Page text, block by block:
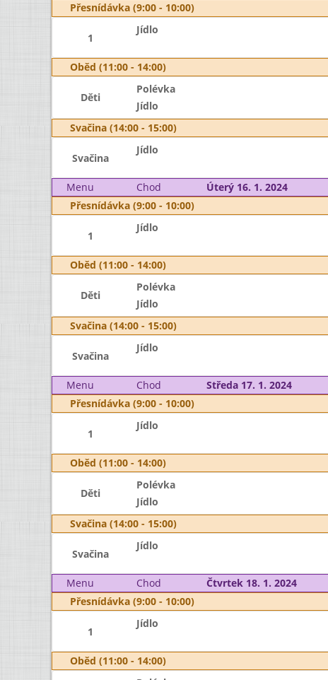
Přesnídávka (9:00 - 10:00)
1
Jídlo
Oběd (11:00 - 14:00)
Děti
Polévka
Jídlo
Svačina (14:00 - 15:00)
Svačina
Jídlo
Menu Chod Úterý 16. 1. 2024
Přesnídávka (9:00 - 10:00)
1
Jídlo
Oběd (11:00 - 14:00)
Děti
Polévka
Jídlo
Svačina (14:00 - 15:00)
Svačina
Jídlo
Menu Chod Středa 17. 1. 2024
Přesnídávka (9:00 - 10:00)
1
Jídlo
Oběd (11:00 - 14:00)
Děti
Polévka
Jídlo
Svačina (14:00 - 15:00)
Svačina
Jídlo
Menu Chod Čtvrtek 18. 1. 2024
Přesnídávka (9:00 - 10:00)
1
Jídlo
Oběd (11:00 - 14:00)